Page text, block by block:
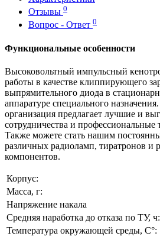
Отзывы 0
Вопрос - Ответ 0
Функциональные особенности
Высоковольтный импульсный
работы в качестве клиппирующего
выпрямительного диода в
аппаратуре специального
организация предлагает лучшие и
сотрудничества и
Также можете стать нашим
различных радиоламп, тиратронов и
компонентов.
Корпус:
Масса, г:
Напряжение накала
Средняя наработка до отказа по ТУ, ч:
Температура окружающей среды, С°: